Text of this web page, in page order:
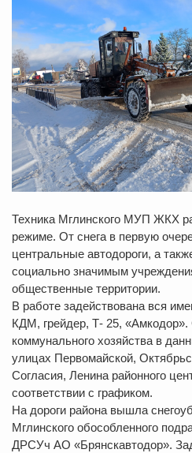
Техника Мглинского МУП ЖКХ
режиме. От снега в первую
центральные автодороги, а
социально значимым
общественные территории.
В работе задействована вся
КДМ, грейдер, Т- 25,
коммунального хозяйства в
улицах Первомайской,
Согласия, Ленина районного
соответствии с графиком.
На дороги района вышла
Мглинского обособленного
ДРСУч АО «Брянскавтодор».